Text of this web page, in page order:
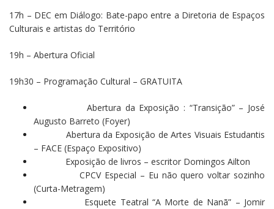
17h – DEC em Diálogo: Bate-papo entre a Diretoria de Espaços
Culturais e artistas do Território
19h – Abertura Oficial
19h30 – Programação Cultural – GRATUITA
Abertura da Exposição : “Transição” – José
Augusto Barreto (Foyer)
Abertura da Exposição de Artes Visuais Estudantis
– FACE (Espaço Expositivo)
Exposição de livros – escritor Domingos Ailton
CPCV Especial – Eu não quero voltar sozinho
(Curta-Metragem)
Esquete Teatral “A Morte de Nanã” – Jomir